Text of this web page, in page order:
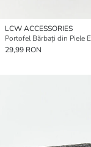
LCW ACCESSORIES
Portofel Bărbați din Piele
29,99 RON